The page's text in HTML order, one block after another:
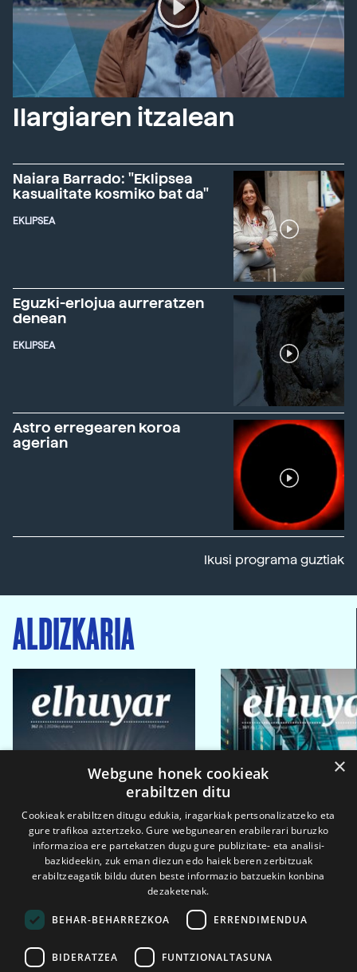
Ilargiaren itzalean
Naiara Barrado: "Eklipsea
kasualitate kosmiko bat da"
EKLIPSEA
Eguzki-erlojua aurreratzen
denean
EKLIPSEA
Astro erregearen koroa
agerian
Ikusi programa guztiak
ALDIZKARIA
2026ko eka. 1a 2026ko mar. 1a
×
Webgune honek cookieak
erabiltzen ditu
Cookieak erabiltzen ditugu edukia, iragarkiak pertsonalizatzeko eta
gure trafikoa aztertzeko. Gure webgunearen erabilerari buruzko
informazioa ere partekatzen dugu gure publizitate- eta analisi-
bazkideekin, zuk eman diezun edo haiek beren zerbitzuak
erabiltzeagatik bildu duten beste informazio batzuekin konbina
dezaketenak.
BEHAR-BEHARREZKOA ERRENDIMENDUA
BIDERATZEA FUNTZIONALTASUNA